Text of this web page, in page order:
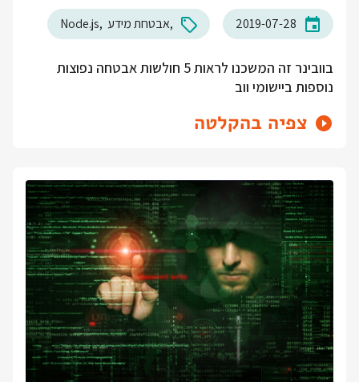
2019-07-28 אבטחת מידע Node.js
בוובינר זה המשכנו לראות 5 חולשות אבטחה נפוצות
נוספות ביישומי ווב
צפיה בהקלטה